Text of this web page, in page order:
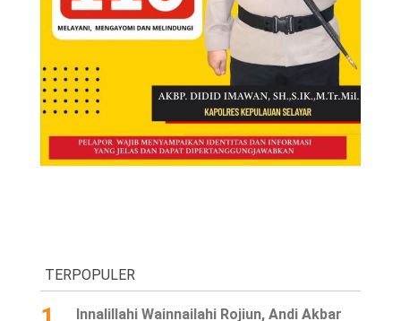
TERPOPULER
Innalillahi Wainnailahi Rojiun, Andi Akbar